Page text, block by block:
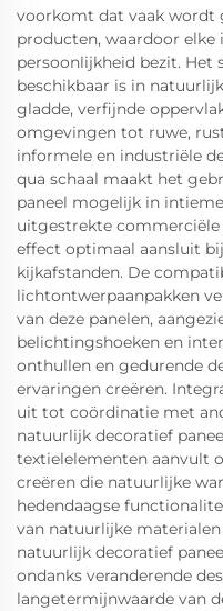
voorkomt dat vaak wordt
producten, waardoor elke
persoonlijkheid bezit. Het
beschikbaar is in
gladde, verfijnde
omgevingen tot ruwe,
informele en industriële
qua schaal maakt het
paneel mogelijk in
uitgestrekte
effect optimaal aansluit
kijkafstanden. De
lichtontwerpaanpakken
van deze panelen,
belichtingshoeken en
onthullen en gedurende
ervaringen creëren.
uit tot coördinatie met
natuurlijk decoratief
textielelementen aanvult
creëren die natuurlijke
hedendaagse
van natuurlijke
natuurlijk decoratief
ondanks veranderende
langetermijnwaarde van